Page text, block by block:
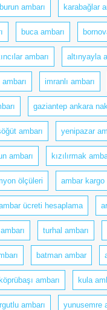
ambarı karabağlar
buca ambarı
ambarı altınyayla
imranlı ambarı
gaziantep ankara
ambarı yenipazar
ambarı kızılırmak
ölçüleri ambar
ücreti hesaplama
turhal ambarı
batman ambar
köprübaşı ambarı kula
ambarı yunusemre